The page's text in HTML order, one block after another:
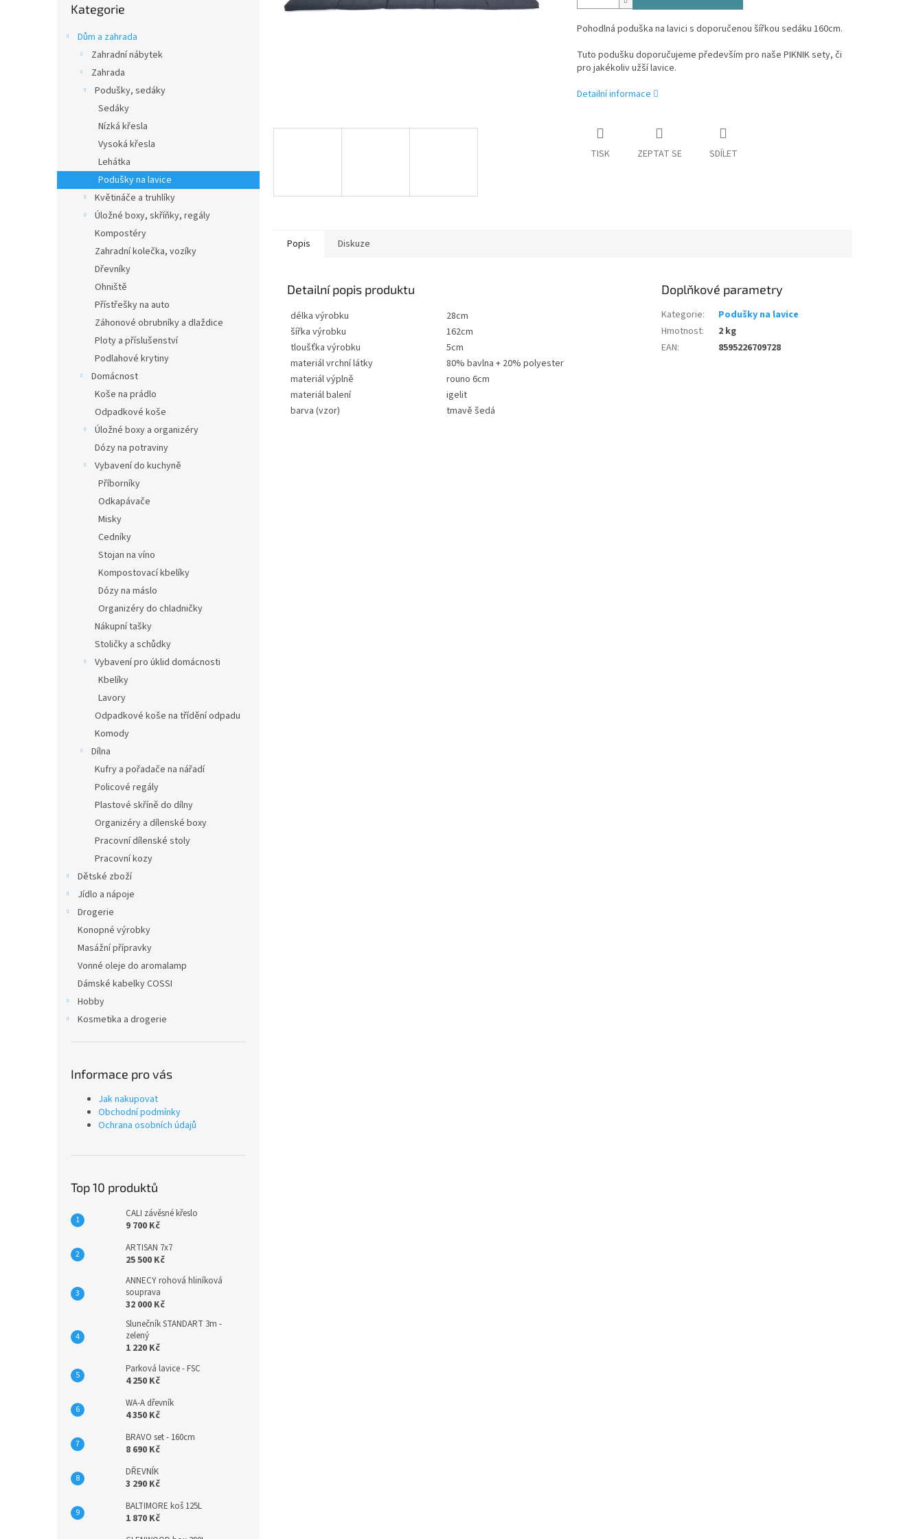
kategorie
Kategorie
Dům a zahrada
Zahradní nábytek
Zahrada
Podušky, sedáky
Sedáky
Nízká křesla
Vysoká křesla
Lehátka
Podušky na lavice
Květináče a truhlíky
Úložné boxy, skříňky, regály
Kompostéry
Zahradní kolečka, vozíky
Dřevníky
Ohniště
Přístřešky na auto
Záhonové obrubníky a dlaždice
Ploty a příslušenství
Podlahové krytiny
Domácnost
Koše na prádlo
Odpadkové koše
Úložné boxy a organizéry
Dózy na potraviny
Vybavení do kuchyně
Příborníky
Odkapávače
Misky
Cedníky
Stojan na víno
Kompostovací kbelíky
Dózy na máslo
Organizéry do chladničky
Nákupní tašky
Stoličky a schůdky
Vybavení pro úklid domácnosti
Kbelíky
Lavory
Odpadkové koše na třídění odpadu
Komody
Dílna
Kufry a pořadače na nářadí
Policové regály
Plastové skříně do dílny
Organizéry a dílenské boxy
Pracovní dílenské stoly
Pracovní kozy
Dětské zboží
Jídlo a nápoje
Drogerie
Konopné výrobky
Masážní přípravky
Vonné oleje do aromalamp
Dámské kabelky COSSI
Hobby
Kosmetika a drogerie
Informace pro vás
Jak nakupovat
Obchodní podmínky
Ochrana osobních údajů
Top 10 produktů
CALI závěsné křeslo
9 700 Kč
ARTISAN 7x7
25 500 Kč
ANNECY rohová hliníková
souprava
32 000 Kč
Slunečník STANDART 3m -
zelený
1 220 Kč
Parková lavice - FSC
4 250 Kč
WA-A dřevník
4 350 Kč
BRAVO set - 160cm
8 690 Kč
DŘEVNÍK
3 290 Kč
BALTIMORE koš 125L
1 870 Kč
Pohodlná poduška na lavici s doporučenou šířkou sedáku 160cm.
Tuto podušku doporučujeme především pro naše PIKNIK sety, či
pro jakékoliv užší lavice.
Detailní informace
TISK ZEPTAT SE SDÍLET
Popis Diskuze
Detailní popis produktu
délka výrobku
28cm
šířka výrobku
162cm
tloušťka výrobku
5cm
materiál vrchní látky
80% bavlna + 20% polyester
materiál výplně
rouno 6cm
materiál balení
igelit
barva (vzor)
tmavě šedá
Doplňkové parametry
Kategorie:
Podušky na lavice
Hmotnost:
2 kg
EAN: 8595226709728